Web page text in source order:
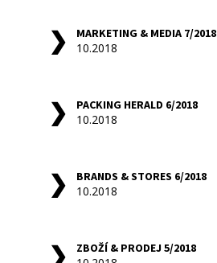
MARKETING & MEDIA 7/2018
10.2018
PACKING HERALD 6/2018
10.2018
BRANDS & STORES 6/2018
10.2018
ZBOŽÍ & PRODEJ 5/2018